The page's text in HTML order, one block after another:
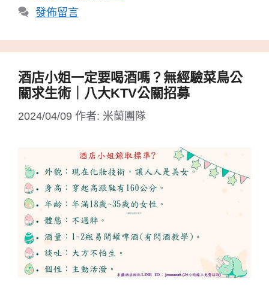
籤
發佈留言
酒店小姐一定要喝酒嗎？無經驗菜鳥公
關求生術｜八大KTV公關招募
2024/04/09 作者: 米蘭團隊